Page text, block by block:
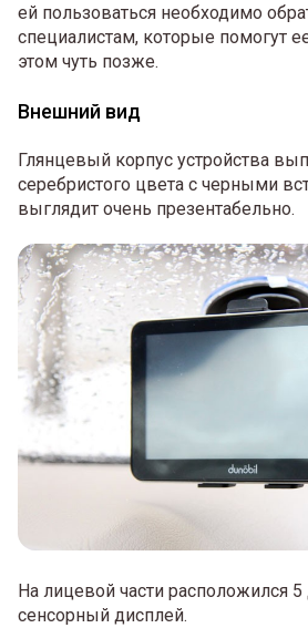
ей пользоваться необходимо
специалистам, которые помогут
этом чуть позже.
Внешний вид
Глянцевый корпус устройства
серебристого цвета с черными
выглядит очень презентабельно.
На лицевой части расположился
сенсорный дисплей.